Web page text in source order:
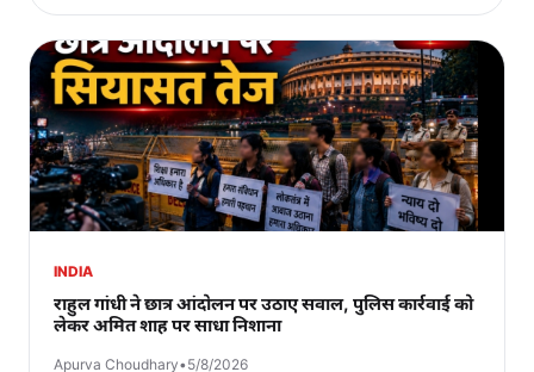
INDIA
राहुल गांधी ने छात्र आंदोलन पर उठाए सवाल, पुलिस कार्रवाई को
लेकर अमित शाह पर साधा निशाना
Apurva Choudhary•5/8/2026